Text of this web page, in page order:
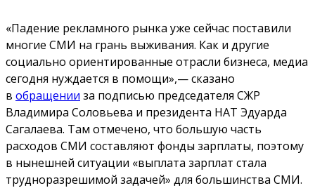
«Падение рекламного рынка уже сейчас поставили
многие СМИ на грань выживания. Как и другие
социально ориентированные отрасли бизнеса, медиа
сегодня нуждается в помощи»,— сказано
в обращении за подписью председателя СЖР
Владимира Соловьева и президента НАТ Эдуарда
Сагалаева. Там отмечено, что большую часть
расходов СМИ составляют фонды зарплаты, поэтому
в нынешней ситуации «выплата зарплат стала
трудноразрешимой задачей» для большинства СМИ.